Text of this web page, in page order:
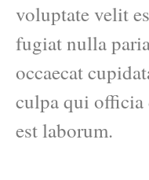
voluptate velit
fugiat nulla
occaecat
culpa qui
est laborum.